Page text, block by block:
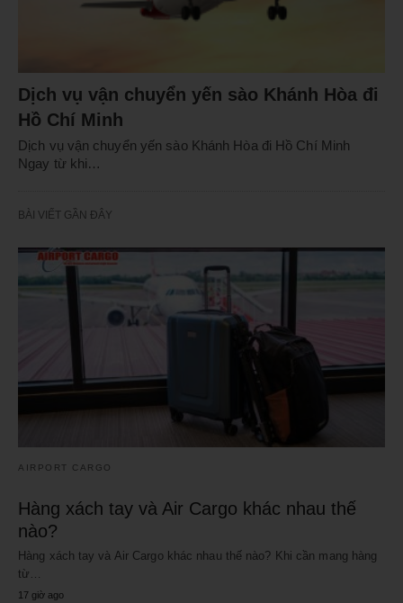
Dịch vụ vận chuyển yến sào Khánh Hòa đi
Hồ Chí Minh
Dịch vụ vận chuyển yến sào Khánh Hòa đi Hồ Chí Minh
Ngay từ khi…
BÀI VIẾT GẦN ĐÂY
AIRPORT CARGO
Hàng xách tay và Air Cargo khác nhau thế
nào?
Hàng xách tay và Air Cargo khác nhau thế nào? Khi cần mang hàng
từ…
17 giờ ago